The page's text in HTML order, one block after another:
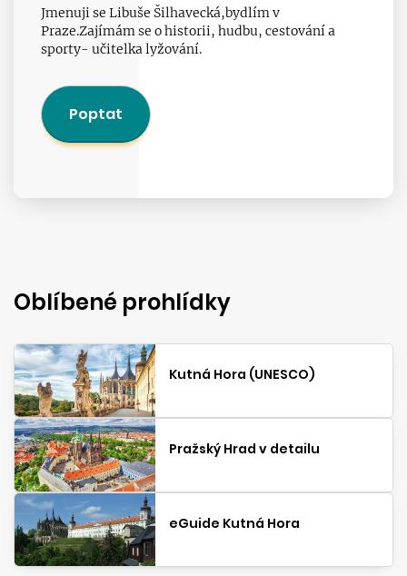
Jmenuji se Libuše Šilhavecká,bydlím v
Praze.Zajímám se o historii, hudbu, cestování a
sporty- učitelka lyžování.
Poptat
Oblíbené prohlídky
Kutná Hora (UNESCO)
Pražský Hrad v detailu
eGuide Kutná Hora